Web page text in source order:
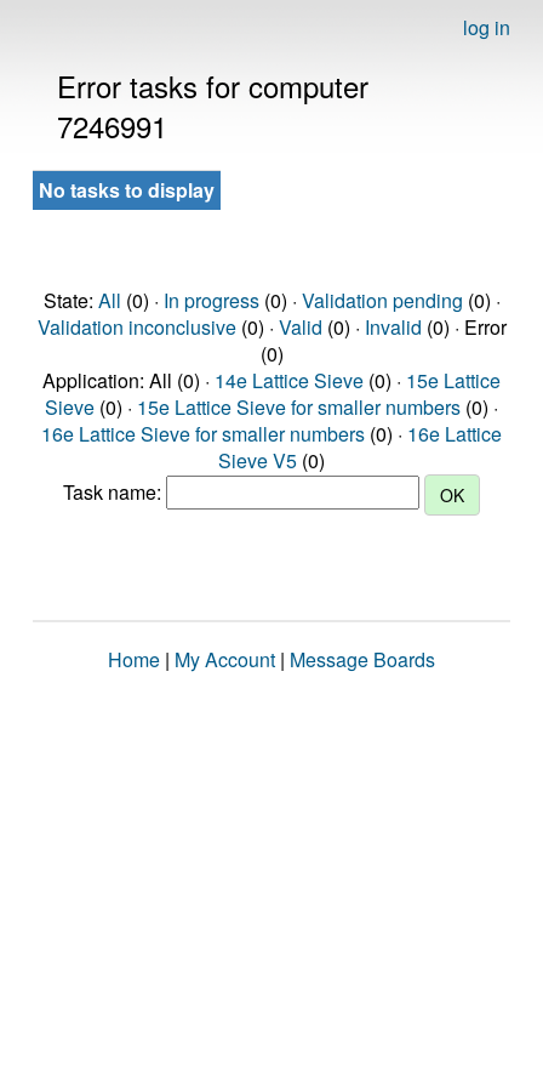
log in
Error tasks for computer
7246991
No tasks to display
State: All (0) · In progress(0) · Validation pending (0) ·
Validation inconclusive(0) · Valid (0) · Invalid (0) · Error
(0)
Application: All (0) · 14e Lattice Sieve (0) · 15e Lattice
Sieve (0) · 15e Lattice Sieve for smaller numbers (0) ·
16e Lattice Sieve for smaller numbers (0) · 16e Lattice
Sieve V5 (0)
Task name:
Home | My Account | Message Boards